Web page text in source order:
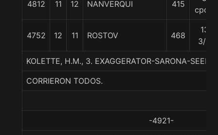
4812 11 12 NANVERQUI 415
cpos.
4752 12 11 ROSTOV 468
13
3/4
KOLETTE, H.M., 3. EXAGGERATOR-SARONA-
CORRIERON TODOS.
-4921-